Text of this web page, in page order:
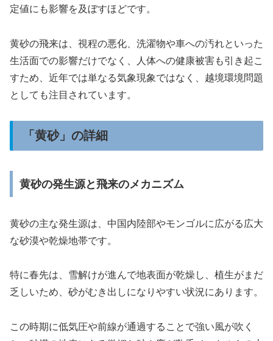
定値にも影響を及ぼすほどです。
黄砂の飛来は、視程の悪化、洗濯物や車への汚れといった
生活面での影響だけでなく、人体への健康被害も引き起こ
すため、近年では単なる気象現象ではなく、越境環境問題
としても注目されています。
「黄砂」の詳細
黄砂の発生源と飛来のメカニズム
黄砂の主な発生源は、中国内陸部やモンゴルに広がる広大
な砂漠や乾燥地帯です。
特に春先は、雪解けが進んで地表面が乾燥し、植生がまだ
乏しいため、砂がむき出しになりやすい状況にあります。
この時期に低気圧や前線が通過することで強い風が吹く